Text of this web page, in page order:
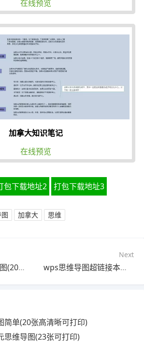
在线预览
加拿大知识笔记
在线预览
包下载地址2 打包下载地址3
加拿大 思维
文学类阅读思维导图(20张附下载)
Next
wps思维导图超链接本地文件(25张可打印)
简单(20张高清晰可打印)
思维导图(23张可打印)